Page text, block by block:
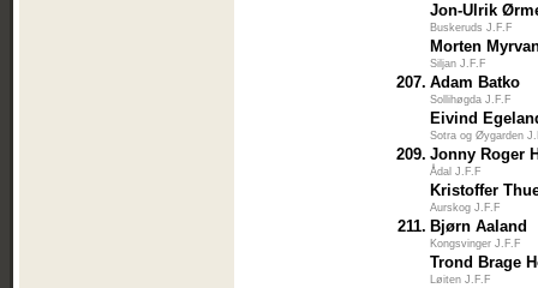
Jon-Ulrik
Buskeruds J.F.F
Morten
Siljan J.F.F
207. Adam Batko
Sollihøgda J.F.F
Eivind
Sotra og Øygarden
209. Jonny Roger
Ådal J.F.F
Kristoffer
Aurskog J.F.F
211. Bjørn Aaland
Kongsvinger J.F.F
Trond Brage
Løiten J.F.F